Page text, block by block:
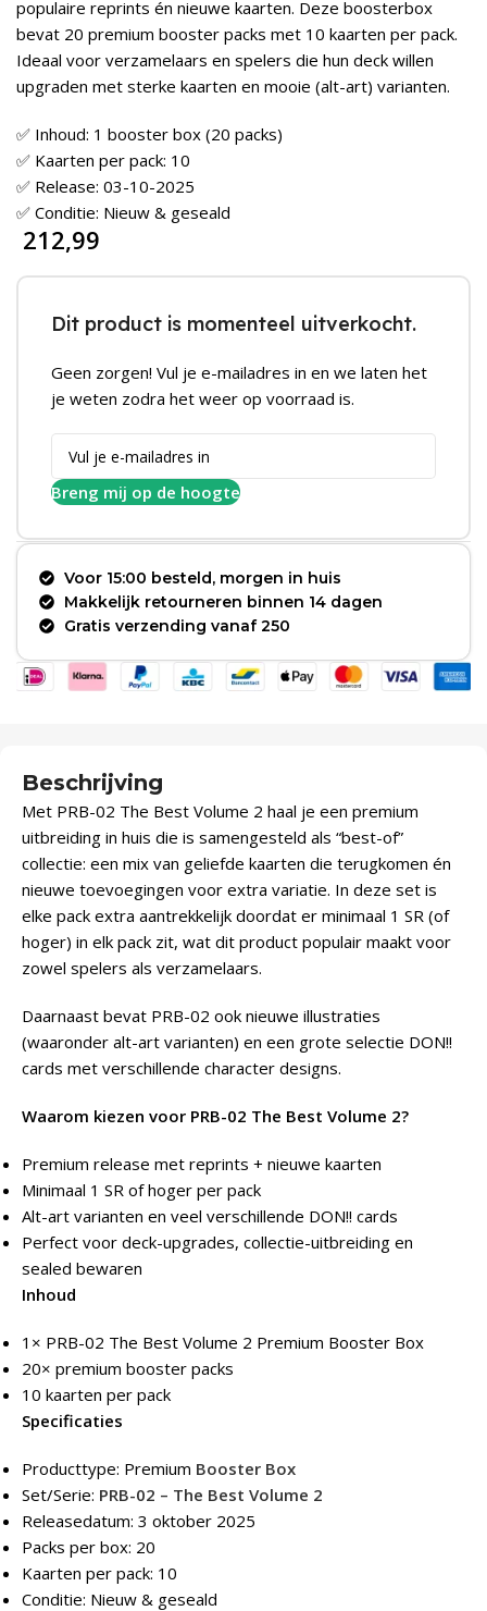
populaire reprints én nieuwe kaarten. Deze boosterbox
bevat 20 premium booster packs met 10 kaarten per pack.
Ideaal voor verzamelaars en spelers die hun deck willen
upgraden met sterke kaarten en mooie (alt-art) varianten.
✅ Inhoud: 1 booster box (20 packs)
✅ Kaarten per pack: 10
✅ Release: 03-10-2025
✅ Conditie: Nieuw & geseald
212,99
Dit product is momenteel uitverkocht.
Geen zorgen! Vul je e-mailadres in en we laten het
je weten zodra het weer op voorraad is.
Breng mij op de hoogte
Voor 15:00 besteld, morgen in huis
Makkelijk retourneren binnen 14 dagen
Gratis verzending vanaf 250
Beschrijving
Met PRB-02 The Best Volume 2 haal je een premium
uitbreiding in huis die is samengesteld als “best-of”
collectie: een mix van geliefde kaarten die terugkomen én
nieuwe toevoegingen voor extra variatie. In deze set is
elke pack extra aantrekkelijk doordat er minimaal 1 SR (of
hoger) in elk pack zit, wat dit product populair maakt voor
zowel spelers als verzamelaars.
Daarnaast bevat PRB-02 ook nieuwe illustraties
(waaronder alt-art varianten) en een grote selectie DON!!
cards met verschillende character designs.
Waarom kiezen voor PRB-02 The Best Volume 2?
Premium release met reprints + nieuwe kaarten
Minimaal 1 SR of hoger per pack
Alt-art varianten en veel verschillende DON!! cards
Perfect voor deck-upgrades, collectie-uitbreiding en
sealed bewaren
Inhoud
1× PRB-02 The Best Volume 2 Premium Booster Box
20× premium booster packs
10 kaarten per pack
Specificaties
Producttype: Premium Booster Box
Set/Serie: PRB-02 – The Best Volume 2
Releasedatum: 3 oktober 2025
Packs per box: 20
Kaarten per pack: 10
Conditie: Nieuw & geseald